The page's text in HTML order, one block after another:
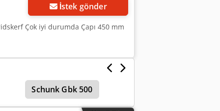
İstek gönder
Çok iyi durumda Çapı 450 mm
Schunk Gbk 500